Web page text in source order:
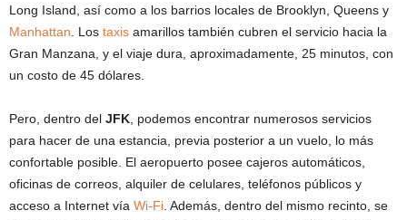
Long Island, así como a los barrios locales de Brooklyn, Queens y
Manhattan. Los taxis amarillos también cubren el servicio hacia la
Gran Manzana, y el viaje dura, aproximadamente, 25 minutos, con
un costo de 45 dólares.
Pero, dentro del JFK, podemos encontrar numerosos servicios
para hacer de una estancia, previa posterior a un vuelo, lo más
confortable posible. El aeropuerto posee cajeros automáticos,
oficinas de correos, alquiler de celulares, teléfonos públicos y
acceso a Internet vía Wi-Fi. Además, dentro del mismo recinto, se